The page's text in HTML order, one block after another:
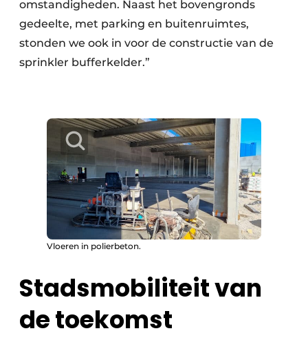
omstandigheden. Naast het bovengronds
gedeelte, met parking en buitenruimtes,
stonden we ook in voor de constructie van de
sprinkler bufferkelder.”
Vloeren in polierbeton.
Stadsmobiliteit van
de toekomst